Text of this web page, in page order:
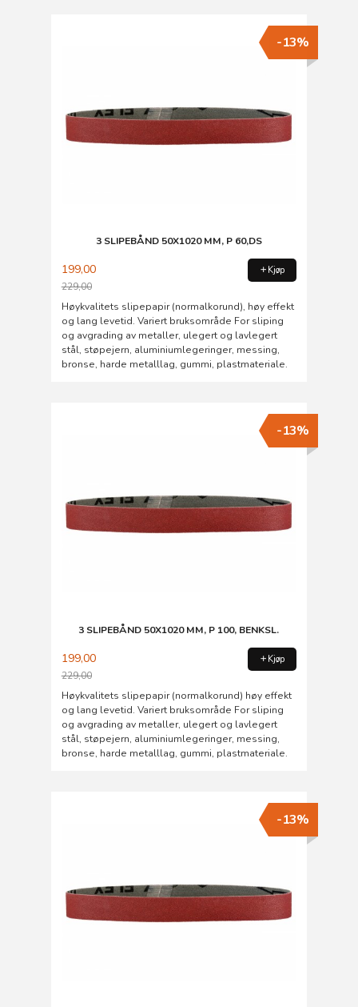
3 SLIPEBÅND 50X1020 MM, P 60,DS
199,00
229,00
Rabatt
-13%
Kjøp
Høykvalitets slipepapir (normalkorund), høy effekt
og lang levetid. Variert bruksområde For sliping
og avgrading av metaller, ulegert og lavlegert
stål, støpejern, aluminiumlegeringer, messing,
bronse, harde metalllag, gummi, plastmateriale.
3 SLIPEBÅND 50X1020 MM, P 100, BENKSL.
199,00
229,00
Rabatt
-13%
Kjøp
Høykvalitets slipepapir (normalkorund) høy effekt
og lang levetid. Variert bruksområde For sliping
og avgrading av metaller, ulegert og lavlegert
stål, støpejern, aluminiumlegeringer, messing,
bronse, harde metalllag, gummi, plastmateriale.
-13%